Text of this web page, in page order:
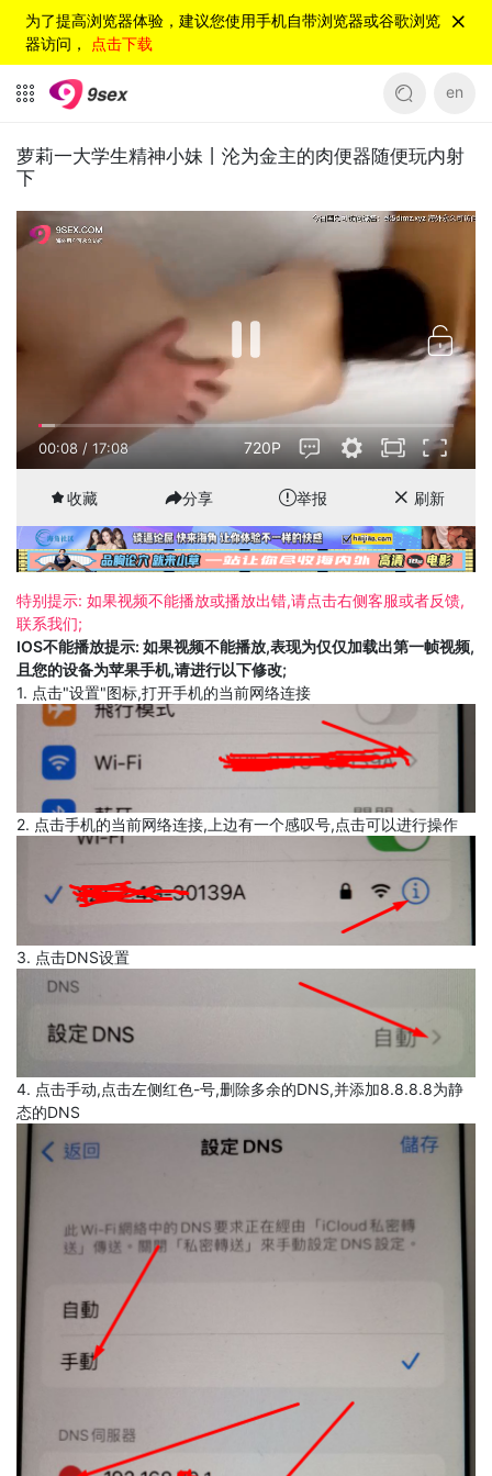
为了提高浏览器体验，建议您使用手机自带浏览器或谷歌浏览
器访问， 点击下载
en
萝莉一大学生精神小妹丨沦为金主的肉便器随便玩内射
下
00:08 / 17:08 720P
收藏 分享 举报 刷新
特别提示: 如果视频不能播放或播放出错,请点击右侧客服或者反馈,
联系我们;
IOS不能播放提示: 如果视频不能播放,表现为仅仅加载出第一帧视频,
且您的设备为苹果手机,请进行以下修改;
1. 点击"设置"图标,打开手机的当前网络连接
2. 点击手机的当前网络连接,上边有一个感叹号,点击可以进行操作
3. 点击DNS设置
4. 点击手动,点击左侧红色-号,删除多余的DNS,并添加8.8.8.8为静
态的DNS